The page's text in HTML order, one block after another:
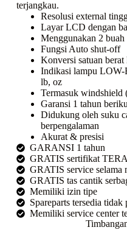
terjangkau.
Resolusi external
Layar LCD dengan
Menggunakan 2
Fungsi Auto shut-off
Konversi satuan
Indikasi lampu
lb, oz
Termasuk windshield
Garansi 1 tahun
Didukung oleh suku
berpengalaman
Akurat & presisi
GARANSI 1 tahun
GRATIS sertifikat
GRATIS service selama
GRATIS tas cantik
Memiliki izin tipe
Spareparts tersedia
Memiliki service center